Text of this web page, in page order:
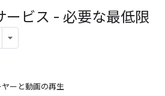
ービス - 必要な最低限
ーと動画の再生